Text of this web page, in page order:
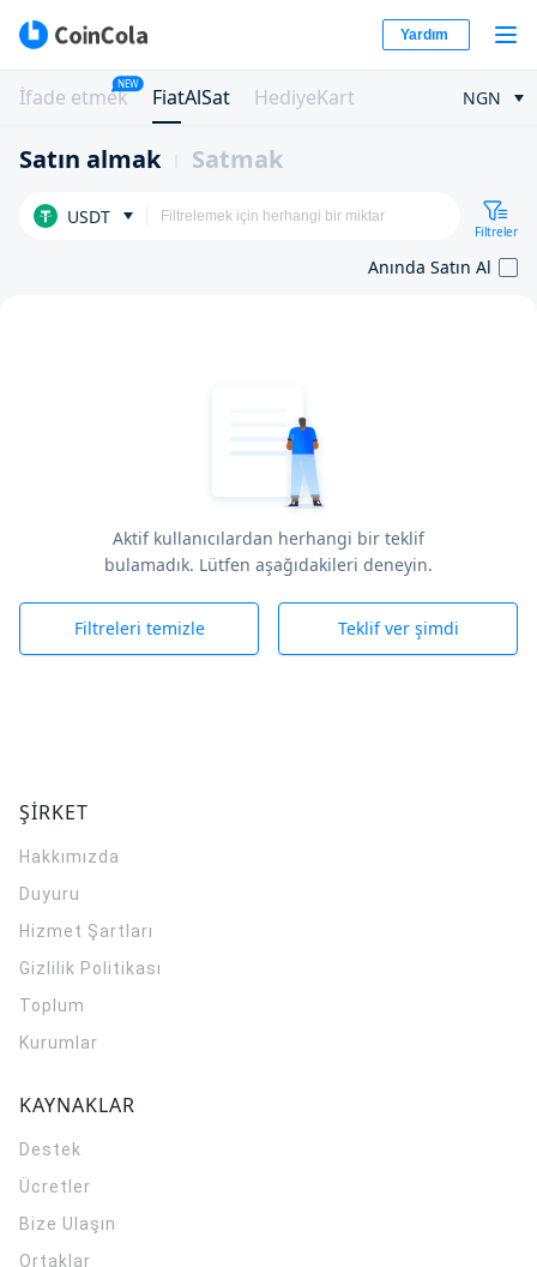
Yardım
İfade etmek
NEW
FiatAlSat HediyeKart NGN
Satın almak Satmak
USDT
Filtreler
Anında Satın Al
Aktif kullanıcılardan herhangi bir teklif
bulamadık. Lütfen aşağıdakileri deneyin.
Filtreleri temizle Teklif ver şimdi
ŞİRKET
Hakkımızda
Duyuru
Hizmet Şartları
Gizlilik Politikası
Toplum
Kurumlar
KAYNAKLAR
Destek
Ücretler
Bize Ulaşın
Ortaklar